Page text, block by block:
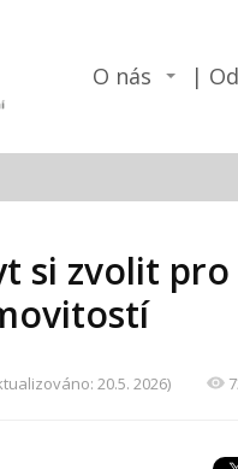
O nás
si zvolit
20.5. 2026)